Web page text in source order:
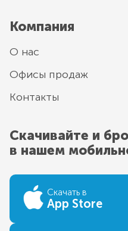
Компания
О нас
Офисы продаж
Контакты
Скачивайте и
в нашем
Скачать в
App Store